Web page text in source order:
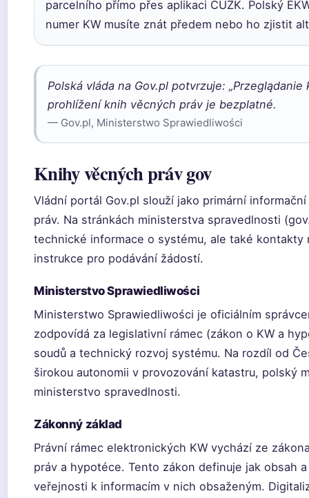
parcelního přímo přes aplikaci ČÚZK. Polský
numer KW musíte znát předem nebo ho zjistit
Polská vláda na Gov.pl potvrzuje:
prohlížení knih věcných práv je bezplatné.
— Gov.pl, Ministerstwo Sprawiedliwości
Knihy věcných práv gov
Vládní portál Gov.pl slouží jako primární
práv. Na stránkách ministerstva spravedlnosti
technické informace o systému, ale také kontakty
instrukce pro podávání žádostí.
Ministerstvo Sprawiedliwości
Ministerstwo Sprawiedliwości je oficiálním
zodpovídá za legislativní rámec (zákon o KW a
soudů a technický rozvoj systému. Na rozdíl od
širokou autonomii v provozování katastru, polský
ministerstvo spravedlnosti.
Zákonný základ
Právní rámec elektronických KW vychází ze
práv a hypotéce. Tento zákon definuje jak obsah
veřejnosti k informacím v nich obsaženým.